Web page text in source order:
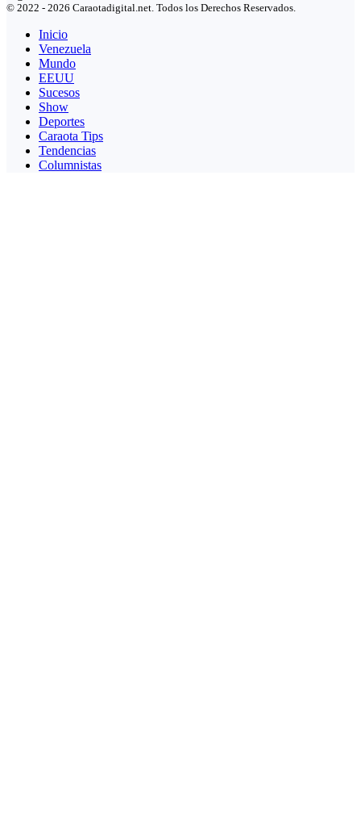
© 2022 - 2026 Caraotadigital.net. Todos los Derechos Reservados.
Inicio
Venezuela
Mundo
EEUU
Sucesos
Show
Deportes
Caraota Tips
Tendencias
Columnistas